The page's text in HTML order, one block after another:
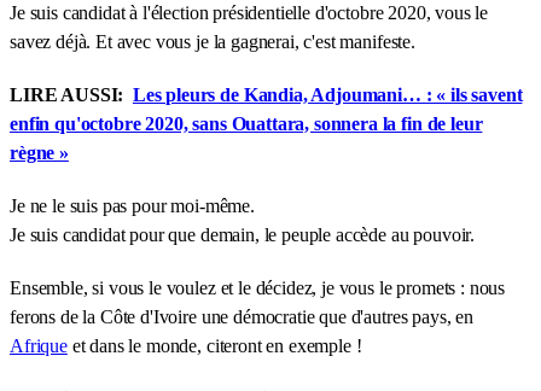
Je suis candidat à l'élection présidentielle d'octobre 2020, vous le
savez déjà. Et avec vous je la gagnerai, c'est manifeste.
LIRE AUSSI: Les pleurs de Kandia, Adjoumani… : « ils savent
enfin qu'octobre 2020, sans Ouattara, sonnera la fin de leur
règne »
Je ne le suis pas pour moi-même.
Je suis candidat pour que demain, le peuple accède au pouvoir.
Ensemble, si vous le voulez et le décidez, je vous le promets : nous
ferons de la Côte d'Ivoire une démocratie que d'autres pays, en
Afriqueet dans le monde, citeront en exemple !